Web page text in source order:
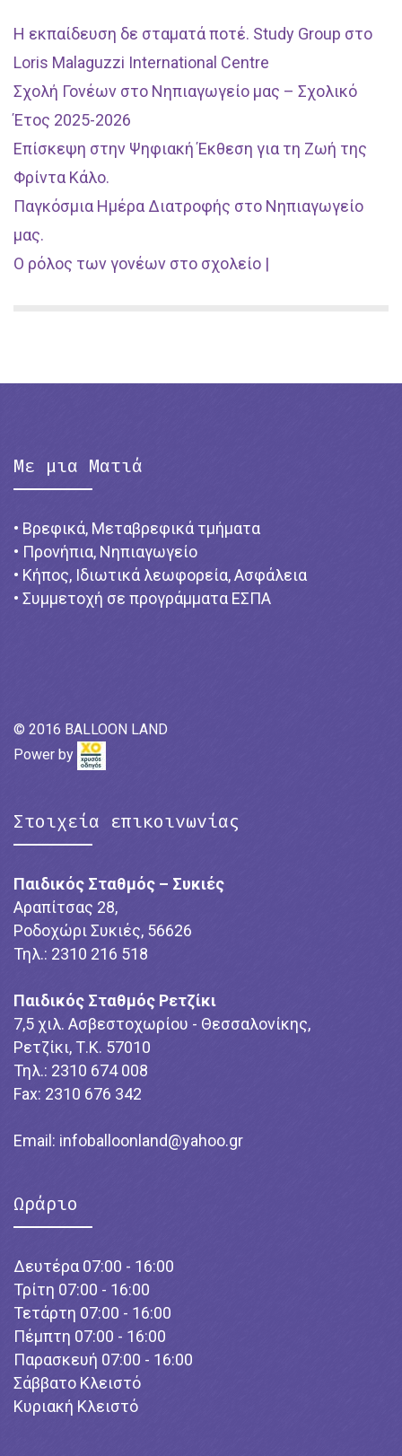
Η εκπαίδευση δε σταματά ποτέ. Study Group στο
Loris Malaguzzi International Centre
Σχολή Γονέων στο Νηπιαγωγείο μας – Σχολικό
Έτος 2025-2026
Επίσκεψη στην Ψηφιακή Έκθεση για τη Ζωή της
Φρίντα Κάλο.
Παγκόσμια Ημέρα Διατροφής στο Νηπιαγωγείο
μας.
Ο ρόλος των γονέων στο σχολείο |
Με μια Ματιά
• Βρεφικά, Μεταβρεφικά τμήματα
• Προνήπια, Νηπιαγωγείο
• Κήπος, Ιδιωτικά λεωφορεία, Ασφάλεια
• Συμμετοχή σε προγράμματα ΕΣΠΑ
© 2016 BALLOON LAND
Power by
Στοιχεία επικοινωνίας
Παιδικός Σταθμός – Συκιές
Αραπίτσας 28,
Ροδοχώρι Συκιές, 56626
Τηλ.: 2310 216 518
Παιδικός Σταθμός Ρετζίκι
7,5 χιλ. Ασβεστοχωρίου - Θεσσαλονίκης,
Ρετζίκι, Τ.Κ. 57010
Τηλ.: 2310 674 008
Fax: 2310 676 342
Email: infoballoonland@yahoo.gr
Ωράριο
Δευτέρα 07:00 - 16:00
Τρίτη 07:00 - 16:00
Τετάρτη 07:00 - 16:00
Πέμπτη 07:00 - 16:00
Παρασκευή 07:00 - 16:00
Σάββατο Κλειστό
Κυριακή Κλειστό